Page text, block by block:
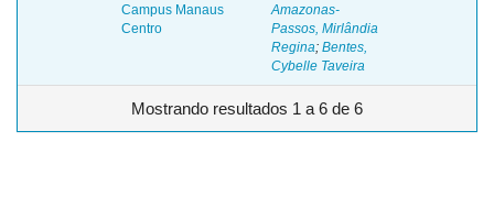
Campus Manaus
Centro
Amazonas-
Passos, Mirlândia
Regina; Bentes,
Cybelle Taveira
Mostrando resultados 1 a 6 de 6